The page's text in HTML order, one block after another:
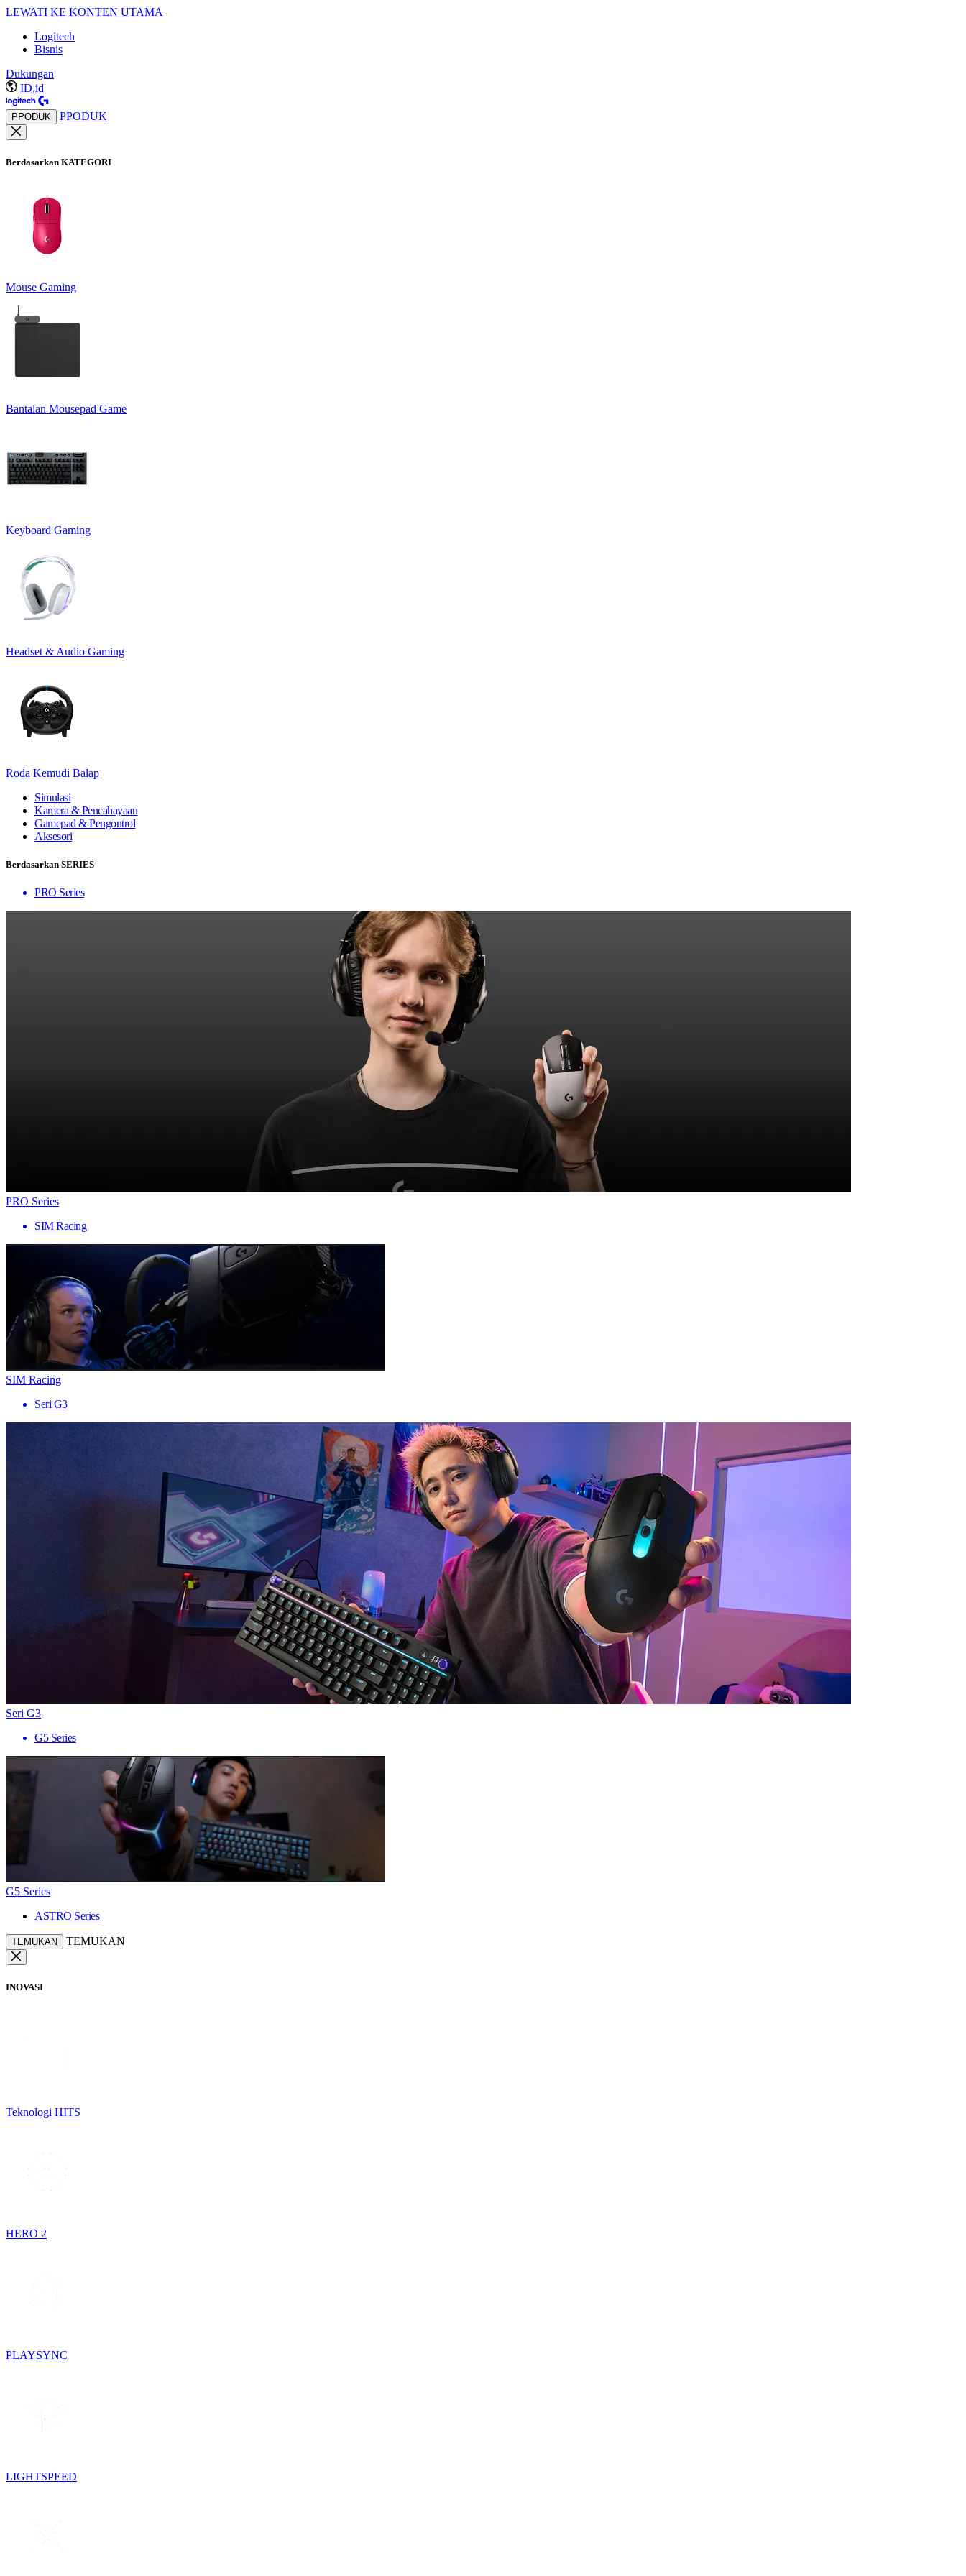
LEWATI KE KONTEN UTAMA
Logitech
Bisnis
Dukungan
ID,id
PPODUK PPODUK
Berdasarkan KATEGORI
Mouse Gaming
Bantalan Mousepad Game
Keyboard Gaming
Headset & Audio Gaming
Roda Kemudi Balap
Simulasi
Kamera & Pencahayaan
Gamepad & Pengontrol
Aksesori
Berdasarkan SERIES
PRO Series
PRO Series
SIM Racing
SIM Racing
Seri G3
Seri G3
G5 Series
G5 Series
ASTRO Series
TEMUKAN TEMUKAN
INOVASI
Teknologi HITS
HERO 2
PLAYSYNC
LIGHTSPEED